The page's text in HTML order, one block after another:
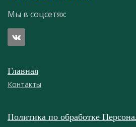
Мы в соцсетях:
Главная
Контакты
Политика по обработке